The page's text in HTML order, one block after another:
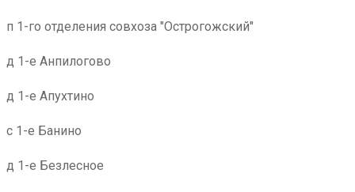
п 1-го отделения совхоза "Острогожский"
д 1-е Анпилогово
д 1-е Апухтино
с 1-е Банино
д 1-е Безлесное